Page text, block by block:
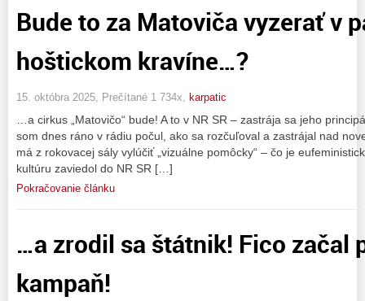
Bude to za Matoviča vyzerať v
hoštickom kravíne…?
15. októbra 2025, Prečítané 1 734x, karpatic
…a cirkus „Matovičo“ bude! A to v NR SR – zastrája sa jeho
som dnes ráno v rádiu počul, ako sa rozčuľoval a zastrájal nad
má z rokovacej sály vylúčiť „vizuálne pomôcky“ – čo je
kultúru zaviedol do NR SR […]
Pokračovanie článku
…a zrodil sa štátnik! Fico začal
kampaň!